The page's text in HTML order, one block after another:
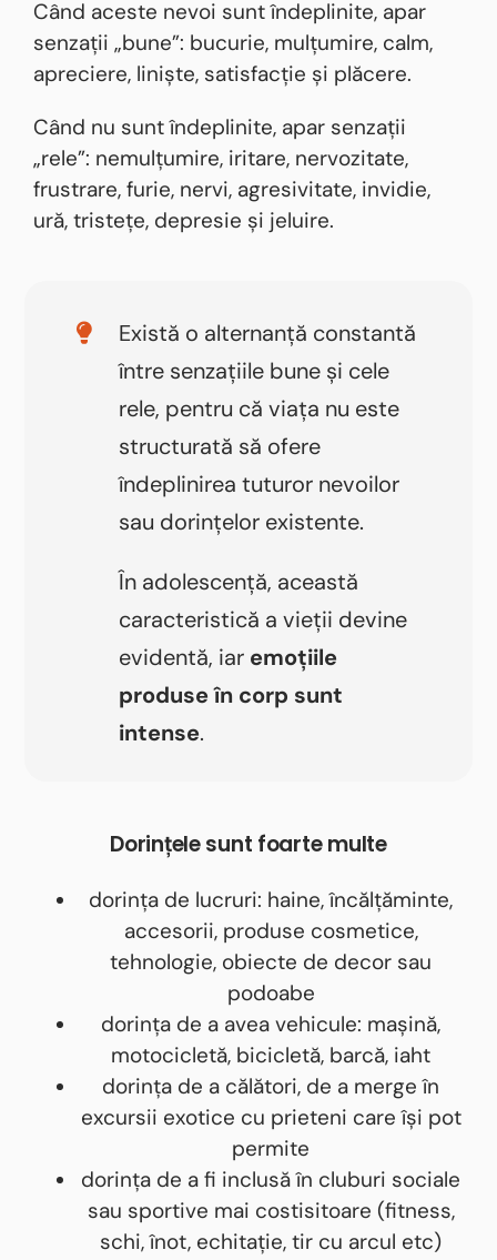
Când aceste nevoi sunt îndeplinite, apar
senzații „bune”: bucurie, mulțumire, calm,
apreciere, liniște, satisfacție și plăcere.
Când nu sunt îndeplinite, apar senzații
„rele”: nemulțumire, iritare, nervozitate,
frustrare, furie, nervi, agresivitate, invidie,
ură, tristețe, depresie și jeluire.
Există o alternanță constantă
între senzațiile bune și cele
rele, pentru că viața nu este
structurată să ofere
îndeplinirea tuturor nevoilor
sau dorințelor existente.
În adolescență, această
caracteristică a vieții devine
evidentă, iar emoțiile
produse în corp sunt
intense.
Dorințele sunt foarte multe
dorința de lucruri: haine, încălțăminte,
accesorii, produse cosmetice,
tehnologie, obiecte de decor sau
podoabe
dorința de a avea vehicule: mașină,
motocicletă, bicicletă, barcă, iaht
dorința de a călători, de a merge în
excursii exotice cu prieteni care își pot
permite
dorința de a fi inclusă în cluburi sociale
sau sportive mai costisitoare (fitness,
schi, înot, echitație, tir cu arcul etc)